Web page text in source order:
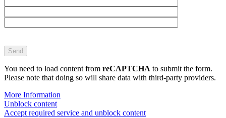
lasse
dieses
Feld
leer.
You need to load content from reCAPTCHA to submit the form.
Please note that doing so will share data with third-party providers.
More Information
Unblock content
Accept required service and unblock content